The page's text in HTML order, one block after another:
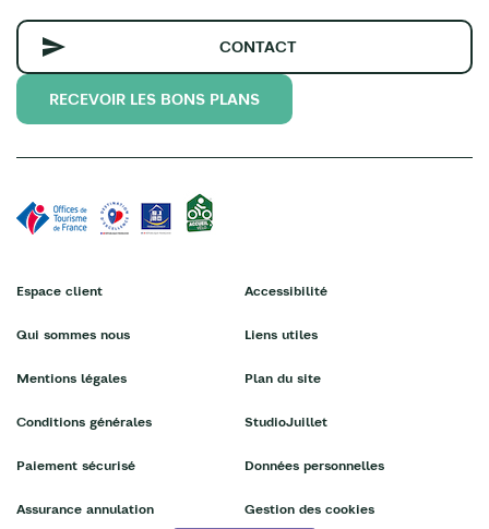
CONTACT
RECEVOIR LES BONS PLANS
Espace client
Qui sommes nous
Mentions légales
Conditions générales
Paiement sécurisé
Assurance annulation
Accessibilité
Liens utiles
Plan du site
StudioJuillet
Données personnelles
Gestion des cookies